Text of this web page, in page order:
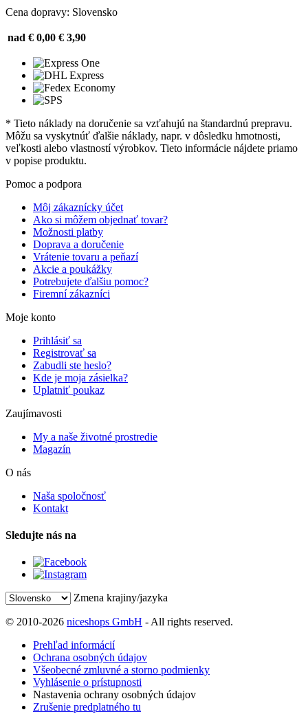
Cena dopravy: Slovensko
nad € 0,00 € 3,90
* Tieto náklady na doručenie sa vzťahujú na štandardnú prepravu.
Môžu sa vyskytnúť ďalšie náklady, napr. v dôsledku hmotnosti,
veľkosti alebo vlastností výrobkov. Tieto informácie nájdete priamo
v popise produktu.
Pomoc a podpora
Môj zákaznícky účet
Ako si môžem objednať tovar?
Možnosti platby
Doprava a doručenie
Vrátenie tovaru a peňazí
Akcie a poukážky
Potrebujete ďalšiu pomoc?
Firemní zákazníci
Moje konto
Prihlásiť sa
Registrovať sa
Zabudli ste heslo?
Kde je moja zásielka?
Uplatniť poukaz
Zaujímavosti
My a naše životné prostredie
Magazín
O nás
Naša spoločnosť
Kontakt
Sledujte nás na
Zmena krajiny/jazyka
© 2010-2026 niceshops GmbH - All rights reserved.
Prehľad informácií
Ochrana osobných údajov
Všeobecné zmluvné a storno podmienky
Vyhlásenie o prístupnosti
Nastavenia ochrany osobných údajov
Zrušenie predplatného tu